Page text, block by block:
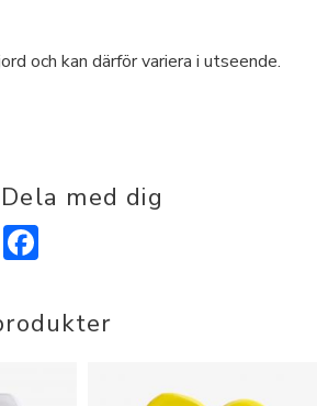
och kan därför variera i utseende.
Dela med dig